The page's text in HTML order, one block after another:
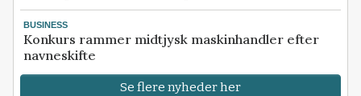
BUSINESS
Konkurs rammer midtjysk maskinhandler efter
navneskifte
Se flere nyheder her